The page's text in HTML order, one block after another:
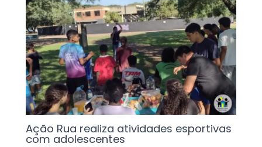
Ação Rua realiza atividades esportivas
com adolescentes